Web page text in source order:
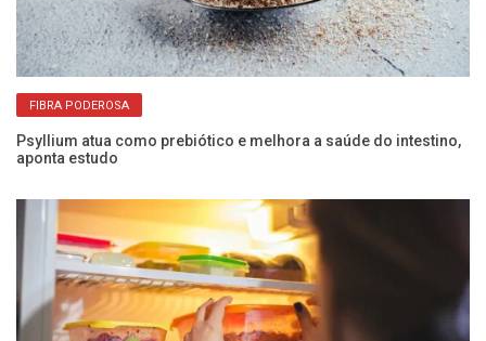
FIBRA PODEROSA
Psyllium atua como prebiótico e melhora a saúde do intestino,
aponta estudo